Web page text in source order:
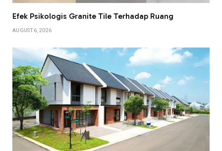
Efek Psikologis Granite Tile Terhadap Ruang
AUGUST 6, 2026